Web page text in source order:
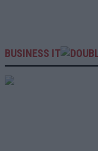
BUSINESS IT